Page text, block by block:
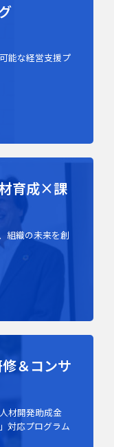
能な経営支援プ
育成×課
組織の未来を創
＆コンサ
材開発助成金
対応プログラム